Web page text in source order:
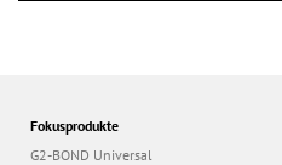
Fokusprodukte
G2-BOND Universal